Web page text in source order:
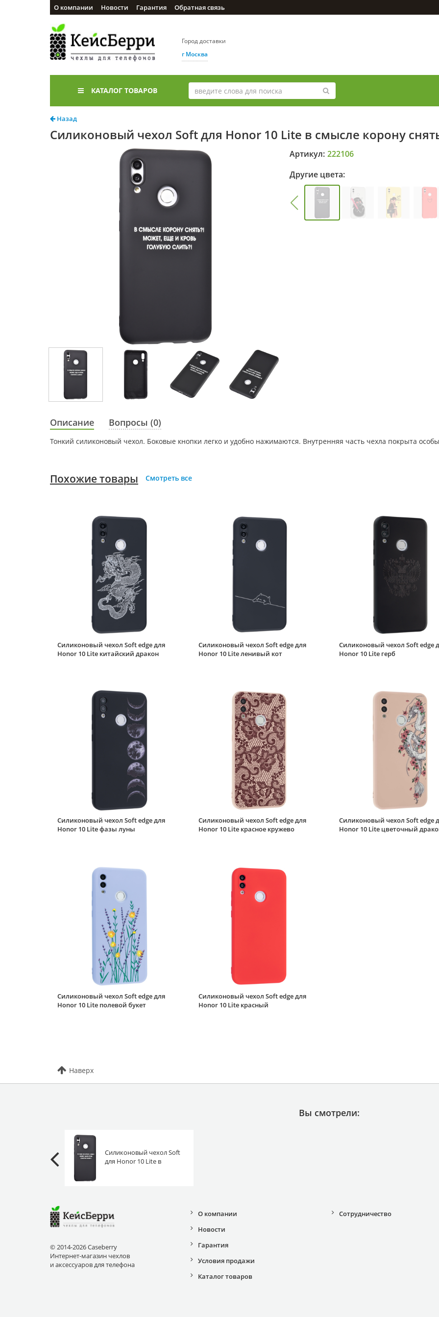
О компании Новости Гарантия Обратная связь
Город доставки
г Москва
КАТАЛОГ ТОВАРОВ
Назад
Силиконовый чехол Soft для Honor 10 Lite в смысле корону
Артикул: 222106
Другие цвета:
Описание Вопросы (0)
Тонкий силиконовый чехол. Боковые кнопки легко и удобно нажимаются. Внутренняя часть чехла покрыта
Похожие товары Смотреть все
Силиконовый чехол Soft edge для
Honor 10 Lite китайский дракон
Силиконовый чехол Soft edge для
Honor 10 Lite ленивый кот
Силиконовый чехол Soft edge
Honor 10 Lite герб
Силиконовый чехол Soft edge для
Honor 10 Lite фазы луны
Силиконовый чехол Soft edge для
Honor 10 Lite красное кружево
Силиконовый чехол Soft edge
Honor 10 Lite цветочный
Силиконовый чехол Soft edge для
Honor 10 Lite полевой букет
Силиконовый чехол Soft edge для
Honor 10 Lite красный
Наверх
Вы смотрели:
Силиконовый чехол Soft
для Honor 10 Lite в
© 2014-2026 Caseberry
Интернет-магазин чехлов
и аксессуаров для телефона
О компании
Новости
Гарантия
Условия продажи
Каталог товаров
Сотрудничество